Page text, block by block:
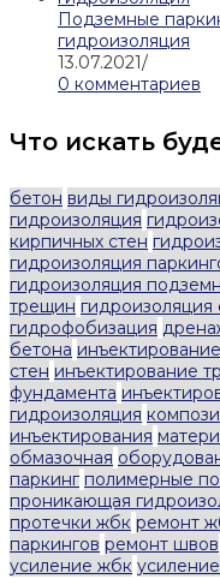
Подземные
гидроизоляция
13.07.2021/
0 комментариев
Что искать
бетон виды
гидроизоляция
кирпичных стен
гидроизоляция
гидроизоляция
трещин
гидрофобизация
бетона
стен инъектирование
фундамента
гидроизоляция
инъектирования
обмазочная
паркинг полимерные
проникающая
протечки жбк ремонт
паркингов ремонт швов
усиление жбк